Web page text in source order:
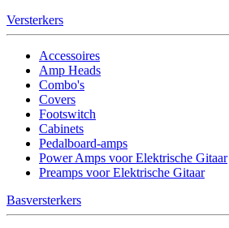
Versterkers
Accessoires
Amp Heads
Combo's
Covers
Footswitch
Cabinets
Pedalboard-amps
Power Amps voor Elektrische Gitaar
Preamps voor Elektrische Gitaar
Basversterkers